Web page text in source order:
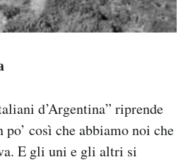
d’Argentina” riprende
così che abbiamo noi che
E gli uni e gli altri si